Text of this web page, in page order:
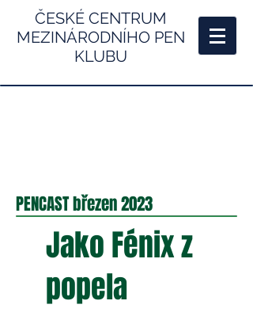
ČESKÉ CENTRUM
MEZINÁRODNÍHO PEN
KLUBU
PENCAST březen 2023
Jako Fénix z
popela